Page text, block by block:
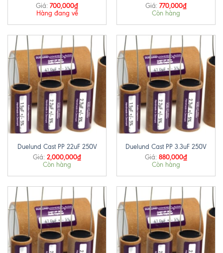
Giá: 700,000₫
Hàng đang về
Giá: 770,000₫
Còn hàng
Duelund Cast PP 22uF 250V
Giá: 2,000,000₫
Còn hàng
Duelund Cast PP 3.3uF 250V
Giá: 880,000₫
Còn hàng